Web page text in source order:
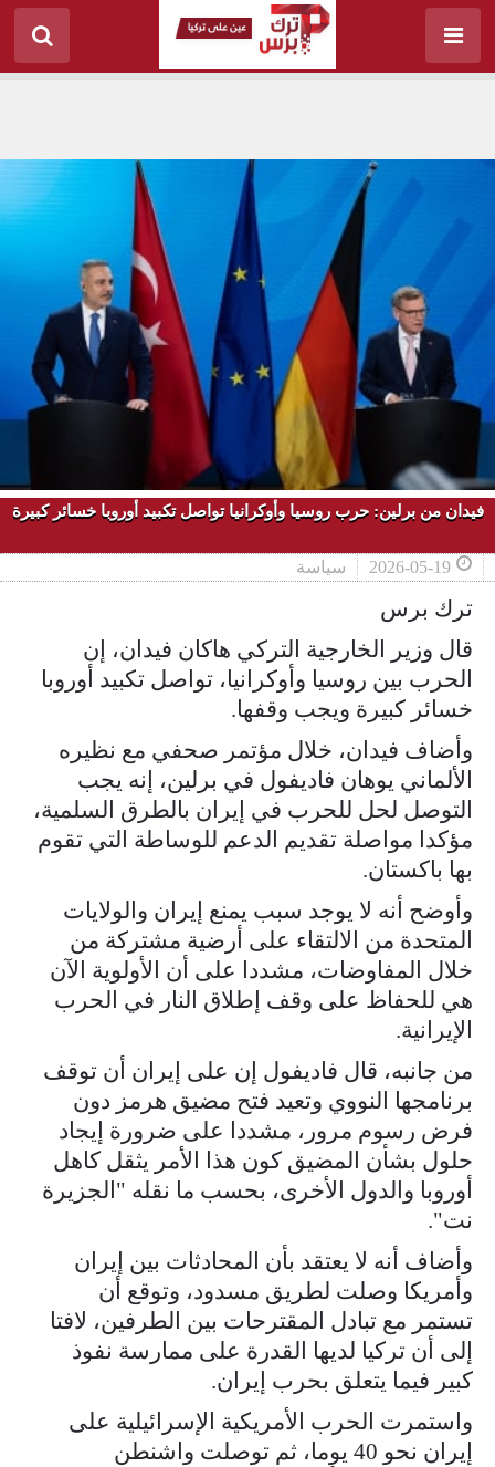
فيدان من برلين: حرب روسيا وأوكرانيا تواصل تكبيد أوروبا خسائر كبيرة
2026-05-19 سياسة
ترك برس
قال وزير الخارجية التركي هاكان فيدان، إن
الحرب بين روسيا وأوكرانيا، تواصل تكبيد أوروبا
خسائر كبيرة ويجب وقفها.
وأضاف فيدان، خلال مؤتمر صحفي مع نظيره
الألماني يوهان فاديفول في برلين، إنه يجب
التوصل لحل للحرب في إيران بالطرق السلمية،
مؤكدا مواصلة تقديم الدعم للوساطة التي تقوم
بها باكستان.
وأوضح أنه لا يوجد سبب يمنع إيران والولايات
المتحدة من الالتقاء على أرضية مشتركة من
خلال المفاوضات، مشددا على أن الأولوية الآن
هي للحفاظ على وقف إطلاق النار في الحرب
الإيرانية.
من جانبه، قال فاديفول إن على إيران أن توقف
برنامجها النووي وتعيد فتح مضيق هرمز دون
فرض رسوم مرور، مشددا على ضرورة إيجاد
حلول بشأن المضيق كون هذا الأمر يثقل كاهل
أوروبا والدول الأخرى، بحسب ما نقله "الجزيرة
نت".
وأضاف أنه لا يعتقد بأن المحادثات بين إيران
وأمريكا وصلت لطريق مسدود، وتوقع أن
تستمر مع تبادل المقترحات بين الطرفين، لافتا
إلى أن تركيا لديها القدرة على ممارسة نفوذ
كبير فيما يتعلق بحرب إيران.
واستمرت الحرب الأمريكية الإسرائيلية على
إيران نحو 40 يوما، ثم توصلت واشنطن